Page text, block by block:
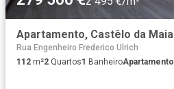
Apartamento, Castêlo da Maia
Rua Engenheiro Frederico Ulrich
112 m²2 Quartos1 BanheiroApartamento